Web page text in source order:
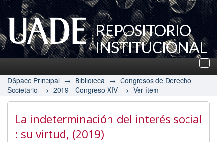
REPOSITORIO
INSTITUCIONAL
UADE
DSpace Principal → Biblioteca → Congresos de Derecho
Societario → 2019 - Congreso XIV → Ver ítem
La indeterminación del interés social
: su virtud, (2019)